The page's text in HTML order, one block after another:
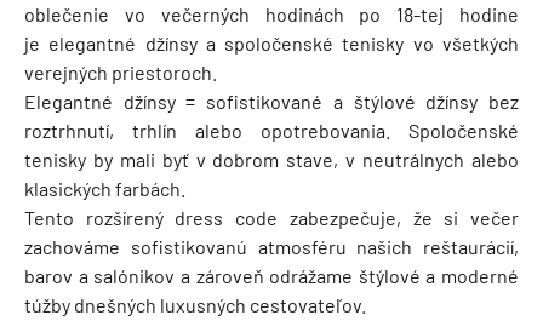
oblečenie vo večerných hodinách po 18-tej hodine
je elegantné džínsy a spoločenské tenisky vo všetkých
verejných priestoroch.
Elegantné džínsy = sofistikované a štýlové džínsy bez
roztrhnutí, trhlín alebo opotrebovania. Spoločenské
tenisky by mali byť v dobrom stave, v neutrálnych alebo
klasických farbách.
Tento rozšírený dress code zabezpečuje, že si večer
zachováme sofistikovanú atmosféru našich reštaurácií,
barov a salónikov a zároveň odrážame štýlové a moderné
túžby dnešných luxusných cestovateľov.